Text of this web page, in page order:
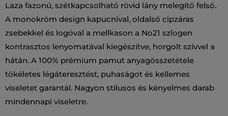
Laza fazonú, szétkapcsolható rövid lány melegítő felső.
A monokróm design kapucnival, oldalsó cipzáras
zsebekkel és logóval a mellkason a No21 szlogen
kontrasztos lenyomatával kiegészítve, horgolt szívvel a
hátán. A 100% prémium pamut anyagösszetétele
tökéletes légáteresztést, puhaságot és kellemes
viseletet garantál. Nagyon stílusos és kényelmes darab
mindennapi viseletre.